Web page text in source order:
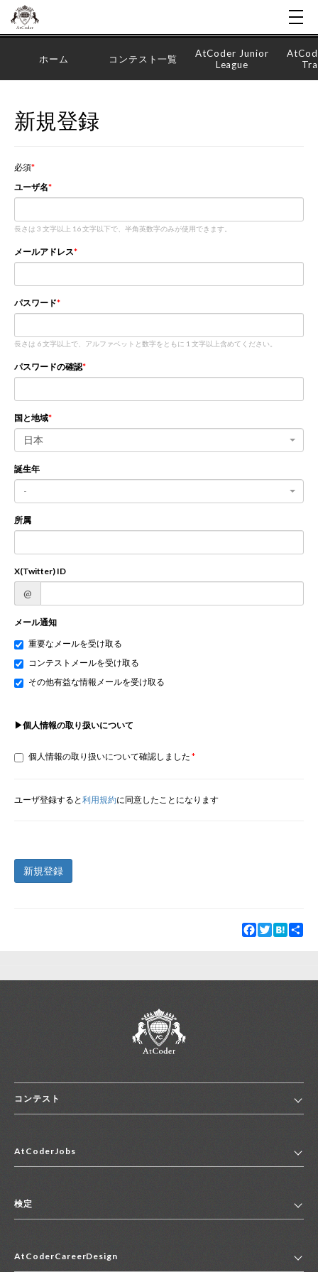
ホーム コンテスト一覧
AtCoder Junior
League
新規登録
必須
ユーザ名
長さは 3 文字以上 16 文字以下で、半角英数字のみが使用できます。
メールアドレス
パスワード
長さは 6 文字以上で、アルファベットと数字をともに 1 文字以上含めてください。
パスワードの確認
国と地域
日本
誕生年
-
所属
X(Twitter) ID
@
メール通知
重要なメールを受け取る
コンテストメールを受け取る
その他有益な情報メールを受け取る
▶個人情報の取り扱いについて
個人情報の取り扱いについて確認しました
ユーザ登録すると利用規約に同意したことになります
新規登録
Facebook
TwitterHatena
コンテスト
コンテスト一覧
便利リンク集
AtCoderJobs
2027年新卒採用求人一覧
中途採用求人一覧
検定
マイページ
AtCoderCareerDesign